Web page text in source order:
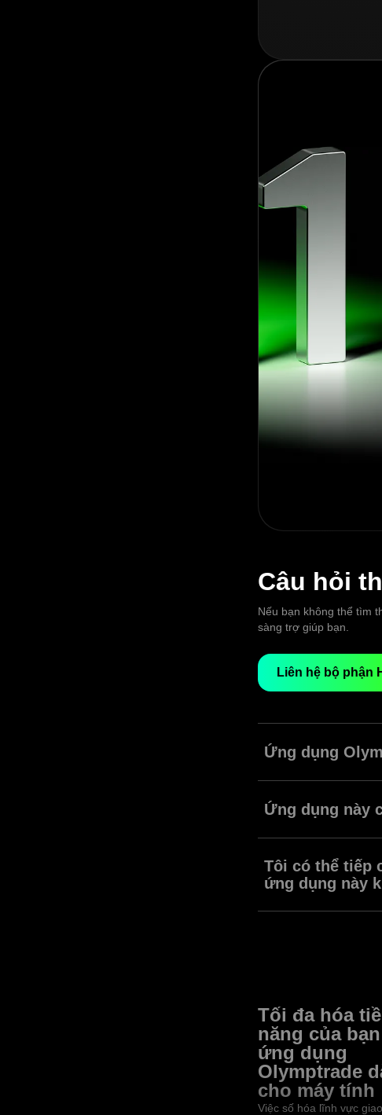
Câu hỏi
Nếu bạn không thể tìm
sàng trợ giúp bạn.
Liên hệ bộ phận
Ứng dụng
thao tác trên giao diện
Ứng dụng này
hợp cho người dùng
Tôi có thể tiếp
ứng dụng này
Tối đa hóa
năng của
ứng dụng
Olymptrade
cho máy tính
Việc số hóa lĩnh vực